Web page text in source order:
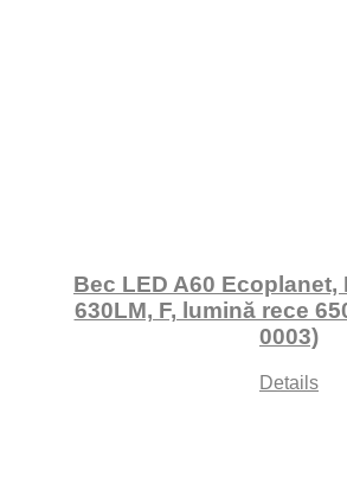
Bec LED A60 Ecoplanet,
630LM, F, lumină rece
0003)
Details